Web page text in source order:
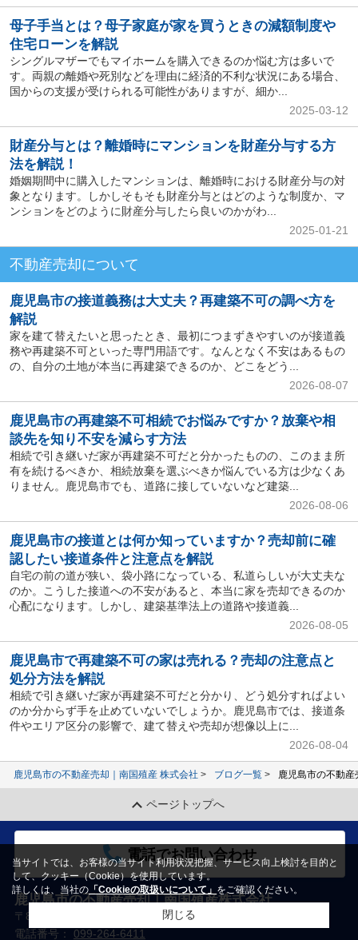
母子手当とは？母子家庭が家を買うときの減額制度や
住宅ローンを解説
シングルマザーでもマイホームを購入できるのか悩む方は多いで
す。両親の離婚や死別などを理由に経済的不利な状況にある場合、
国からの支援が受けられる可能性がありますが、細か...
2025-03-12
財産分与とは？離婚時にマンションを財産分与する方
法を解説！
婚姻期間中に購入したマンションは、離婚時における財産分与の対
象となります。しかしそもそも財産分与とはどのような制度か、マ
ンションをどのように財産分与したら良いのかがわ...
2025-01-21
不動産売却について
鹿児島市の接道義務は大丈夫？再建築不可の調べ方を
解説
家を建て替えたいと思ったとき、最初につまずきやすいのが接道義
務や再建築不可といった専門用語です。なんとなく不安はあるもの
の、自分の土地が本当に再建築できるのか、どこをどう...
2026-08-07
鹿児島市の再建築不可相続でお悩みですか？放棄や相
談先を知り不安を減らす方法
相続で引き継いだ家が再建築不可だと分かったものの、このまま所
有を続けるべきか、相続放棄を選ぶべきか悩んでいる方は少なくあ
りません。鹿児島市でも、道路に接していないなど建築...
2026-08-06
鹿児島市の接道とは何か知っていますか？売却前に確
認したい接道条件と注意点を解説
自宅の前の道が狭い、袋小路になっている、私道らしいが大丈夫な
のか。こうした接道への不安があると、本当に家を売却できるのか
心配になります。しかし、建築基準法上の道路や接道義...
2026-08-05
鹿児島市で再建築不可の家は売れる？売却の注意点と
処分方法を解説
相続で引き継いだ家が再建築不可だと分かり、どう処分すればよい
のか分からず手を止めていないでしょうか。鹿児島市では、接道条
件やエリア区分の影響で、建て替えや売却が想像以上に...
2026-08-04
鹿児島市の不動産売却｜南国殖産 株式会社 ブログ一覧 鹿児島市の不動
ページトップへ
電話でお問い合わせ
鹿児島市の不動産売却｜南国殖産株式会社
〒891-0103 鹿児島県鹿児島市皇徳寺台２丁目２番１０号
電話番号： 099-264-6411
当サイトでは、お客様の当サイト利用状況把握、サービス向上検討を目的と
して、クッキー（Cookie）を使用しています。
詳しくは、当社の 「Cookieの取扱いについて」 をご確認ください。
閉じる